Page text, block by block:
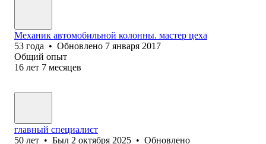
Механик автомобильной колонны. мастер цеха
53 года • Обновлено 7 января 2017
Общий опыт
16 лет 7 месяцев
главный специалист
50 лет • Был 2 октября 2025 • Обновлено